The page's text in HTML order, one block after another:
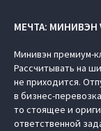
МЕЧТА: МИНИВЭН
Минивэн премиум-
Рассчитывать на
не приходится.
в бизнес-
то стоящее и
ответственной